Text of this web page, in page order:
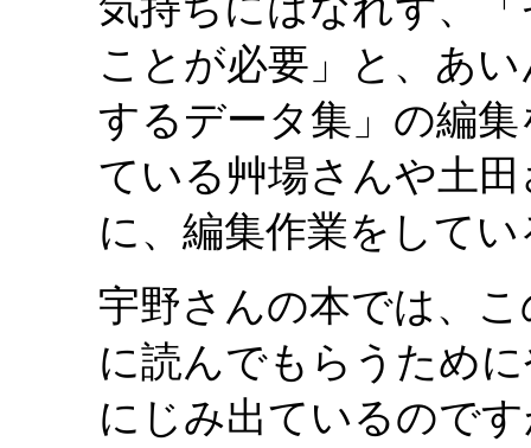
ことが必要」と、あ
するデータ集」の編
ている艸場さんや土
に、編集作業をして
宇野さんの本では、
に読んでもらうため
にじみ出ているので